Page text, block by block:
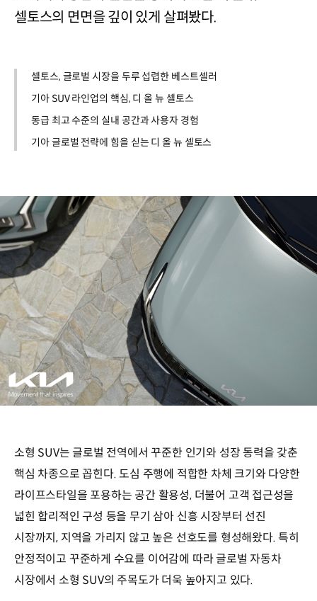
셀토스의 면면을 깊이 있게 살펴봤다.
셀토스, 글로벌 시장을 두루 섭렵한 베스트셀러
기아 SUV 라인업의 핵심, 디 올 뉴 셀토스
동급 최고 수준의 실내 공간과 사용자 경험
기아 글로벌 전략에 힘을 싣는 디 올 뉴 셀토스
소형 SUV는 글로벌 전역에서 꾸준한 인기와 성장 동력을 갖춘
핵심 차종으로 꼽힌다. 도심 주행에 적합한 차체 크기와 다양한
라이프스타일을 포용하는 공간 활용성, 더불어 고객 접근성을
넓힌 합리적인 구성 등을 무기 삼아 신흥 시장부터 선진
시장까지, 지역을 가리지 않고 높은 선호도를 형성해왔다. 특히
안정적이고 꾸준하게 수요를 이어감에 따라 글로벌 자동차
시장에서 소형 SUV의 주목도가 더욱 높아지고 있다.